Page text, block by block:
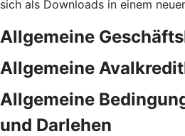
sich als Downloads in einem
Allgemeine
Allgemeine
Allgemeine
und Darlehen